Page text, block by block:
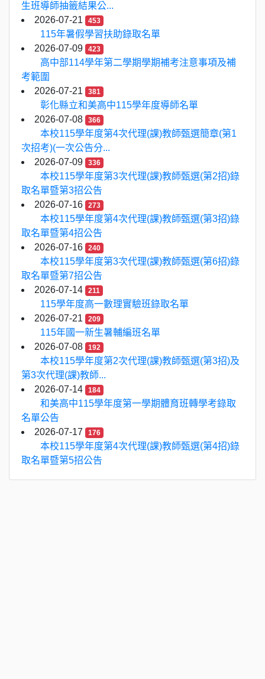
生班導師抽籤結果公...
2026-07-21
453
115年暑假學習扶助錄取名單
2026-07-09
423
高中部114學年第二學期學期補考注意事項及補
考範圍
2026-07-21
381
彰化縣立和美高中115學年度導師名單
2026-07-08
366
本校115學年度第4次代理(課)教師甄選簡章(第1
次招考)(一次公告分...
2026-07-09
336
本校115學年度第3次代理(課)教師甄選(第2招)錄
取名單暨第3招公告
2026-07-16
273
本校115學年度第4次代理(課)教師甄選(第3招)錄
取名單暨第4招公告
2026-07-16
240
本校115學年度第3次代理(課)教師甄選(第6招)錄
取名單暨第7招公告
2026-07-14
211
115學年度高一數理實驗班錄取名單
2026-07-21
209
115年國一新生暑輔編班名單
2026-07-08
192
本校115學年度第2次代理(課)教師甄選(第3招)及
第3次代理(課)教師...
2026-07-14
184
和美高中115學年度第一學期體育班轉學考錄取
名單公告
2026-07-17
176
本校115學年度第4次代理(課)教師甄選(第4招)錄
取名單暨第5招公告